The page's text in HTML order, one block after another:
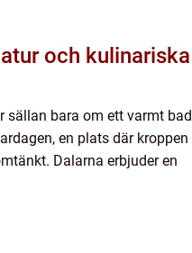
sällan bara om ett varmt bad
en plats där kroppen
Dalarna erbjuder en